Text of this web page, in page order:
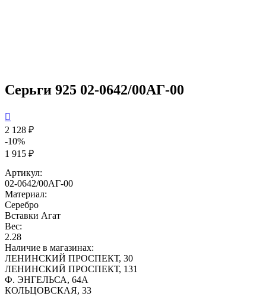
Серьги 925 02-0642/00АГ-00

2 128 ₽
-10%
1 915 ₽
Артикул:
02-0642/00АГ-00
Материал:
Серебро
Вставки Агат
Вес:
2.28
Наличие в магазинах:
ЛЕНИНСКИЙ ПРОСПЕКТ, 30
ЛЕНИНСКИЙ ПРОСПЕКТ, 131
Ф. ЭНГЕЛЬСА, 64А
КОЛЬЦОВСКАЯ, 33